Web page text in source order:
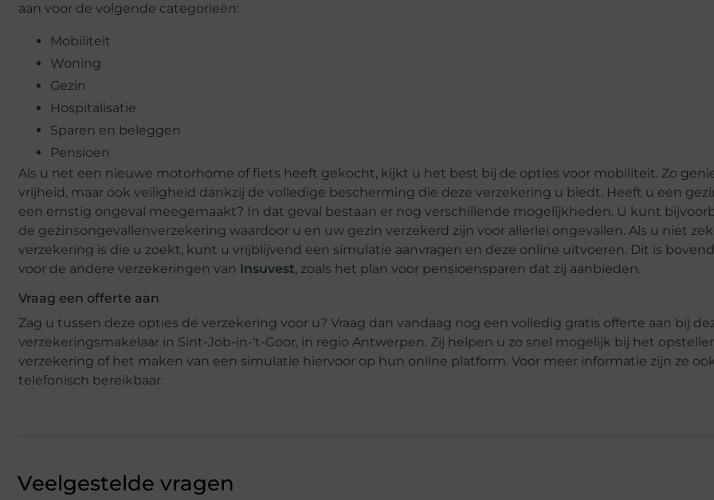
aan voor de volgende categorieën:
Mobiliteit
Woning
Gezin
Hospitalisatie
Sparen en beleggen
Pensioen
Als u net een nieuwe motorhome of fiets heeft gekocht, kijkt u het best bij de opties voor mobiliteit. Zo
vrijheid, maar ook veiligheid dankzij de volledige bescherming die deze verzekering u biedt. Heeft u een
een ernstig ongeval meegemaakt? In dat geval bestaan er nog verschillende mogelijkheden. U kunt
de gezinsongevallenverzekering waardoor u en uw gezin verzekerd zijn voor allerlei ongevallen. Als u niet
verzekering is die u zoekt, kunt u vrijblijvend een simulatie aanvragen en deze online uitvoeren. Dit is
voor de andere verzekeringen van Insuvest, zoals het plan voor pensioensparen dat zij aanbieden.
Vraag een offerte aan
Zag u tussen deze opties dé verzekering voor u? Vraag dan vandaag nog een volledig gratis offerte aan bij
verzekeringsmakelaar in Sint-Job-in-‘t-Goor, in regio Antwerpen. Zij helpen u zo snel mogelijk bij het
verzekering of het maken van een simulatie hiervoor op hun online platform. Voor meer informatie zijn ze
telefonisch bereikbaar.
Veelgestelde vragen